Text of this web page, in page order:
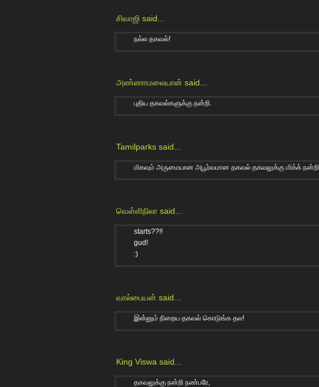
சிவாஜி said...
நல்ல தகவல்!
அண்ணாமலையான் said...
புதிய தகவல்களுக்கு நன்றி.
Tamilparks said...
மிகவும் அருமையான அபூர்வமான தகவல் தகவலுக்கு மிக்க் நன்றி
வெள்ளிநிலா said...
starts??!!
gud!
:)
வால்பையன் said...
இன்னும் நிறைய தகவல் கொடுங்க தல!
King Viswa said...
தகவலுக்கு நன்றி நண்பரே,